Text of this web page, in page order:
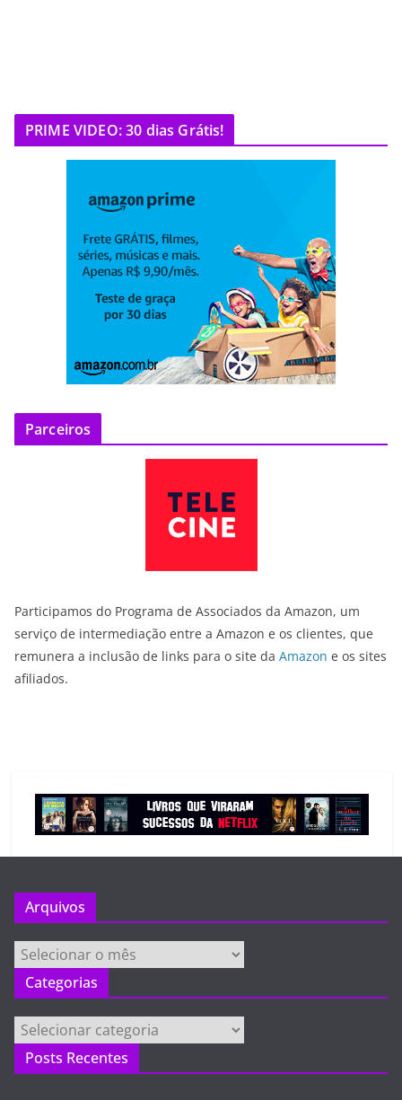
PRIME VIDEO: 30 dias Grátis!
Parceiros
Participamos do Programa de Associados da Amazon, um
serviço de intermediação entre a Amazon e os clientes, que
remunera a inclusão de links para o site da Amazon e os sites
afiliados.
Arquivos
Arquivos
Categorias
Categorias
Posts Recentes